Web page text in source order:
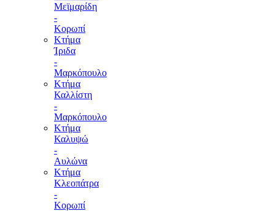
Μεϊμαρίδη
-
Κορωπί
Κτήμα
Ίριδα
-
Μαρκόπουλο
Κτήμα
Καλλίστη
-
Μαρκόπουλο
Κτήμα
Καλυψώ
-
Αυλώνα
Κτήμα
Κλεοπάτρα
-
Κορωπί